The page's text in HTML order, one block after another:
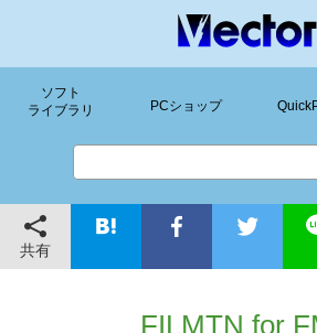
ソフト
ライブラリ
PCショップ
共有
FILMTN for